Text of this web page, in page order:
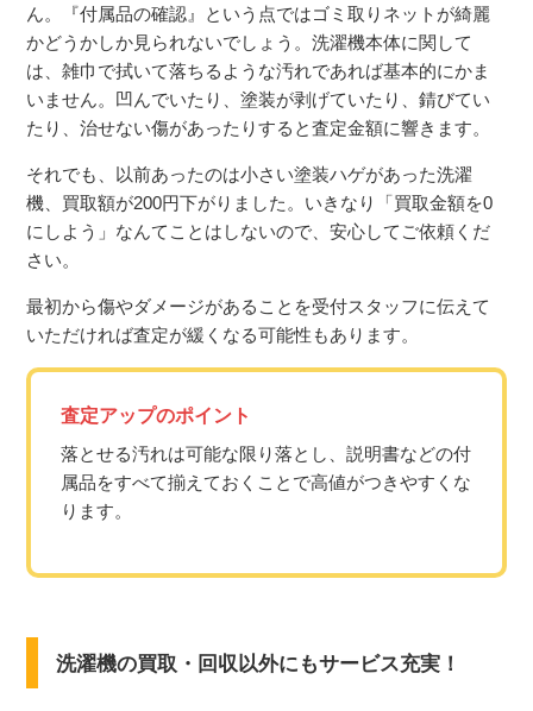
ん。『付属品の確認』という点ではゴミ取りネットが綺麗
かどうかしか見られないでしょう。洗濯機本体に関して
は、雑巾で拭いて落ちるような汚れであれば基本的にかま
いません。凹んでいたり、塗装が剥げていたり、錆びてい
たり、治せない傷があったりすると査定金額に響きます。
それでも、以前あったのは小さい塗装ハゲがあった洗濯
機、買取額が200円下がりました。いきなり「買取金額を0
にしよう」なんてことはしないので、安心してご依頼くだ
さい。
最初から傷やダメージがあることを受付スタッフに伝えて
いただければ査定が緩くなる可能性もあります。
査定アップのポイント
落とせる汚れは可能な限り落とし、説明書などの付
属品をすべて揃えておくことで高値がつきやすくな
ります。
洗濯機の買取・回収以外にもサービス充実！